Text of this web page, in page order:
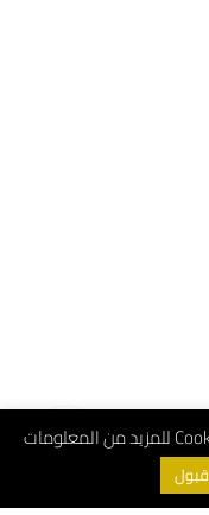
هذا الموقع يستخدم ملف تعريف الارتباط Cookie للمزيد من المعلومات
قبول